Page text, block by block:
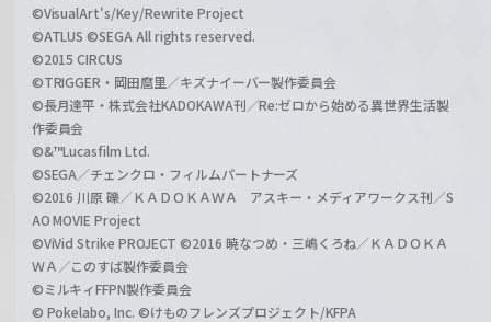
©VisualArt's/Key/Rewrite Project
©ATLUS ©SEGA All rights reserved.
©2015 CIRCUS
©TRIGGER・岡田麿里／キズナイーバー製作委員会
©長月達平・株式会社KADOKAWA刊／Re:ゼロから始める異世界生活製
作委員会
©&™Lucasfilm Ltd.
©SEGA／チェンクロ・フィルムパートナーズ
©2016 川原 礫／ＫＡＤＯＫＡＷＡ アスキー・メディアワークス刊／S
AO MOVIE Project
©ViVid Strike PROJECT ©2016 暁なつめ・三嶋くろね／ＫＡＤＯＫＡ
ＷＡ／このすば製作委員会
©ミルキィFFPN製作委員会
© Pokelabo, Inc. ©けものフレンズプロジェクト/KFPA